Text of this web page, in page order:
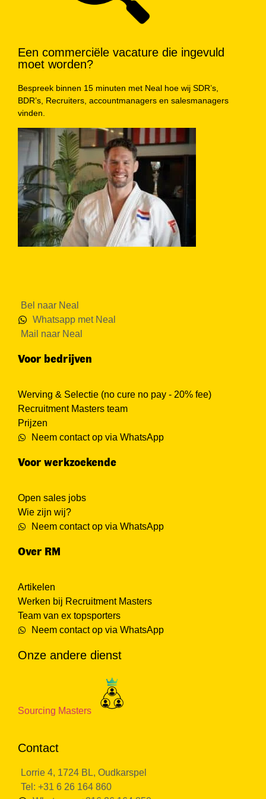
Een commerciële vacature die ingevuld
moet worden?
Bespreek binnen 15 minuten met Neal hoe wij SDR’s,
BDR’s, Recruiters, accountmanagers en salesmanagers
vinden.
Bel naar Neal
Whatsapp met Neal
Mail naar Neal
Voor bedrijven
Werving & Selectie (no cure no pay - 20% fee)
Recruitment Masters team
Prijzen
Neem contact op via WhatsApp
Voor werkzoekende
Open sales jobs
Wie zijn wij?
Neem contact op via WhatsApp
Over RM
Artikelen
Werken bij Recruitment Masters
Team van ex topsporters
Neem contact op via WhatsApp
Onze andere dienst
Sourcing Masters
Contact
Lorrie 4, 1724 BL, Oudkarspel
Tel: +31 6 26 164 860